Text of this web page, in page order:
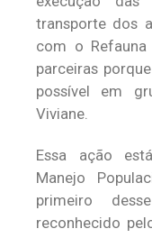
transporte dos
com o
parceiras
possível em
Viviane.
Essa ação
Manejo
primeiro
reconhecido